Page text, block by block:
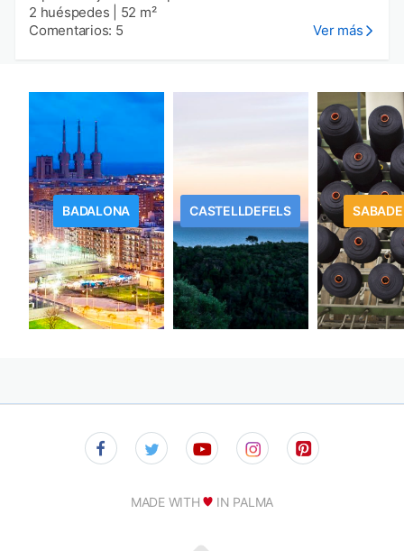
2 huéspedes
52 m²
Comentarios: 5
Ver más
BADALONA CASTELLDEFELS
MADE WITH IN PALMA